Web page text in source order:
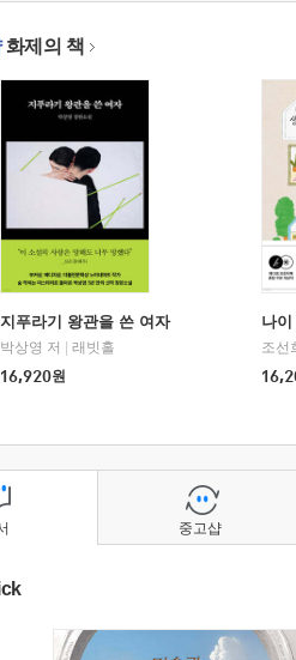
화제의 책
지푸라기 왕관을 쓴 여자
박상영 저
래빗홀
16,920원
나
조선
중고샵